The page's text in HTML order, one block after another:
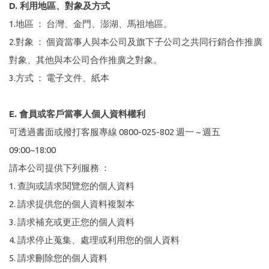
D. 利用地區、對象及方式
1.地區 ： 台灣、金門、澎湖、馬祖地區。
2.對象 ： 個資當事人與本公司及旗下子公司之共同行銷合作推廣
對象、其他與本公司合作推廣之對象。
3.方式 ： 電子文件、紙本
E. 會員或客戶當事人個人資料權利
可透過書面或撥打客服專線 0800-025-802 週一 ~ 週五
09:00~18:00
請本公司提供下列服務 ：
1. 查詢或請求閱覽您的個人資料
2. 請求提供您的個人資料複製本
3. 請求補充或更正您的個人資料
4. 請求停止蒐集、處理或利用您的個人資料
5. 請求刪除您的個人資料